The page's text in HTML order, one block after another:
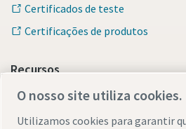
Certificados de teste
Certificações de produtos
Recursos
Produtos
Artigos
O nosso site utiliza cookies.
Utilizamos cookies para garantir